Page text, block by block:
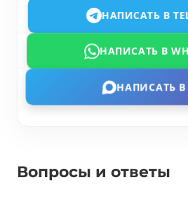
НАПИСАТЬ В
НАПИСАТЬ В
НАПИСАТЬ В
Вопросы и ответы